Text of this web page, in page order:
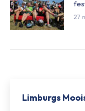
27
Limburgs